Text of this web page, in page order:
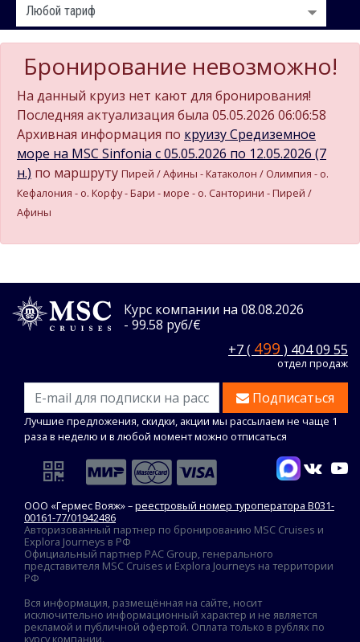
Бронирование невозможно!
На данный круиз нет кают для бронирования!
Последняя актуализация была 05.05.2026 06:06:58
Архивная информация по круизу Средиземное
море на MSC Sinfonia c 05.05.2026 по 12.05.2026 (7
н.) по маршруту Пирей / Афины - Катаколон / Олимпия - о.
Кефалония - о. Корфу - Бари - море - о. Санторини - Пирей /
Афины
Курс компании на 08.08.2026
- 99.58 руб/€
+7 ( 499 ) 404 09 55
отдел продаж
Подписаться
Лучшие предложения, скидки, акции мы рассылаем не чаще 1
раза в неделю и в любой момент можно отписаться
ООО «Гермес Вояж» –реестровый номер туроператора В031-
00161-77/01942486
Авторизованный партнер по бронированию MSC Cruises и
Explora Journeys в РФ
Официальный партнер PAC Group, генерального
представителя MSC Cruises и Explora Journeys на территории
РФ
Вся информация, размещённая на сайте, носит
исключительно информационный характер и не является
рекламой и публичной офертой. Оплата только в рублях по
курсу компании.